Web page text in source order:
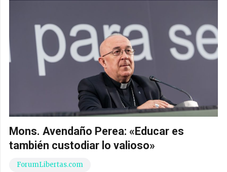
Mons. Avendaño Perea: «Educar es
también custodiar lo valioso»
ForumLibertas.com